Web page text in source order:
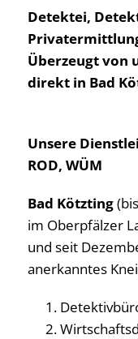
Detektei,
Überzeugt von
direkt in Bad
Unsere
ROD, WÜM
Bad Kötzting
im Oberpfälzer
und seit
anerkanntes